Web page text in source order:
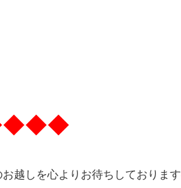
越しを心よりお待ちしております